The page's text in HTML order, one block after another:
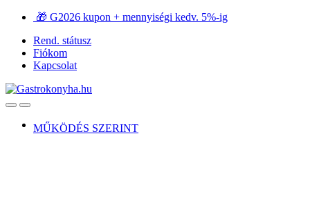
Ugrás
navigációhoz
Ugrás
tartalomra
🎁 G2026 kupon + mennyiségi kedv. 5%-ig
Rend. státusz
Fiókom
Kapcsolat
OpenClose
MŰKÖDÉS SZERINT